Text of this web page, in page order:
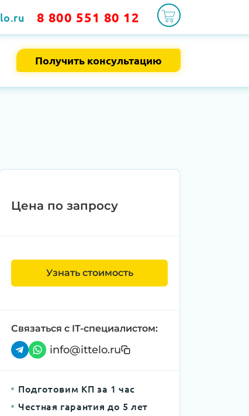
8 800 551 80 12
Получить консультацию
Цена по запросу
Узнать стоимость
Связаться с IT-специалистом:
info@ittelo.ru
Подготовим КП за 1 час
Честная гарантия до 5 лет